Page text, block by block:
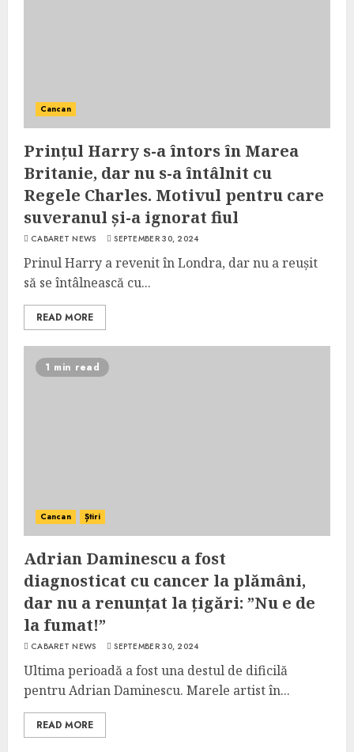
Cancan
Prințul Harry s-a întors în Marea
Britanie, dar nu s-a întâlnit cu
Regele Charles. Motivul pentru care
suveranul și-a ignorat fiul
CABARET NEWS SEPTEMBER 30, 2024
Prinul Harry a revenit în Londra, dar nu a reușit
să se întâlnească cu...
READ MORE
1 min read
Cancan Știri
Adrian Daminescu a fost
diagnosticat cu cancer la plămâni,
dar nu a renunțat la țigări: ”Nu e de
la fumat!”
CABARET NEWS SEPTEMBER 30, 2024
Ultima perioadă a fost una destul de dificilă
pentru Adrian Daminescu. Marele artist în...
READ MORE